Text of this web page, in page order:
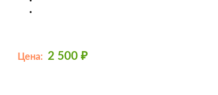
Цена: 2 500 ₽